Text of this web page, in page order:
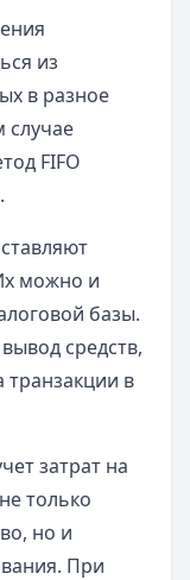
из
в разное
случае
FIFO
можно и
базы.
средств,
транзакции в
затрат на
только
но и
При